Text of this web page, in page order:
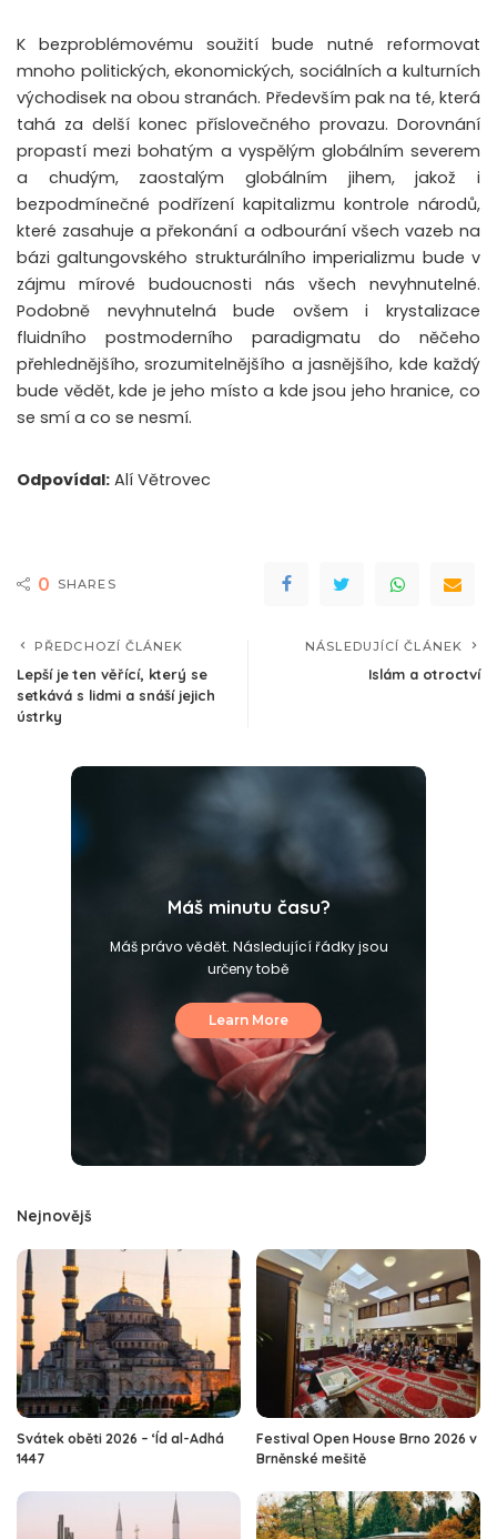
K bezproblémovému soužití bude nutné reformovat
mnoho politických, ekonomických, sociálních a kulturních
východisek na obou stranách. Především pak na té, která
tahá za delší konec příslovečného provazu. Dorovnání
propastí mezi bohatým a vyspělým globálním severem
a chudým, zaostalým globálním jihem, jakož i
bezpodmínečné podřízení kapitalizmu kontrole národů,
které zasahuje a překonání a odbourání všech vazeb na
bázi galtungovského strukturálního imperializmu bude v
zájmu mírové budoucnosti nás všech nevyhnutelné.
Podobně nevyhnutelná bude ovšem i krystalizace
fluidního postmoderního paradigmatu do něčeho
přehlednějšího, srozumitelnějšího a jasnějšího, kde každý
bude vědět, kde je jeho místo a kde jsou jeho hranice, co
se smí a co se nesmí.
Odpovídal: Alí Větrovec
0 SHARES
PŘEDCHOZÍ ČLÁNEK
Lepší je ten věřící, který se
setkává s lidmi a snáší jejich
ústrky
NÁSLEDUJÍCÍ ČLÁNEK
Islám a otroctví
Máš minutu času?
Máš právo vědět. Následující řádky jsou
určeny tobě
Learn More
Nejnovějš
Svátek oběti 2026 – ‘Íd al-Adhá
1447
Festival Open House Brno 2026 v
Brněnské mešitě